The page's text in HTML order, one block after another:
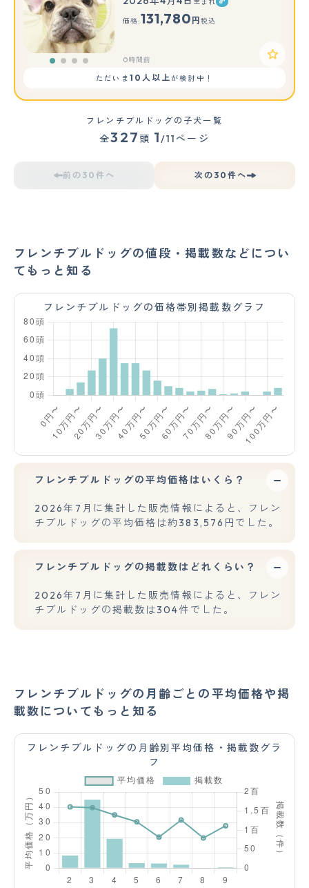
価格:131,780 円 税込
0時間前
ただいま 10人以上が検討中！
フレンチブルドッグの子犬一覧
全327 頭 1/11ページ
前の30件へ 次の30件へ
フレンチブルドッグの値段・掲載数などについ
てもっと知る
フレンチブルドッグの価格帯別掲載数グラフ
フレンチブルドッグの平均価格はいくら？
2026年7月に集計した販売情報によると、フレン
チブルドッグの平均価格は約383,576円でした。
フレンチブルドッグの掲載数はどれくらい？
2026年7月に集計した販売情報によると、フレン
チブルドッグの掲載数は304件でした。
フレンチブルドッグの月齢ごとの平均価格や掲
載数についてもっと知る
フレンチブルドッグの月齢別平均価格・掲載数グラ
フ